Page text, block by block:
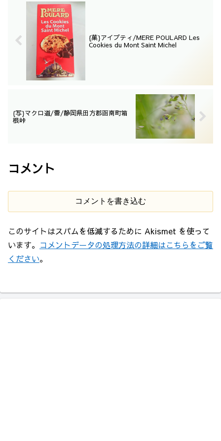
{菓}アイプティ/MERE POULARD Les
Cookies du Mont Saint Michel
{写}マクロ道/蕾/静岡県田方郡函南町箱
根峠
コメント
コメントを書き込む
このサイトはスパムを低減するために Akismet を使って
います。 コメントデータの処理方法の詳細はこちらをご覧
ください。